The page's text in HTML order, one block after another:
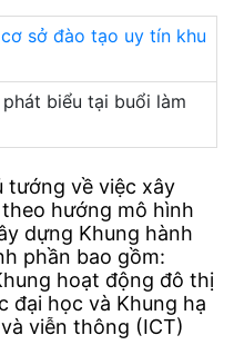
biểu tại buổi làm
tướng về việc xây
hướng mô hình
dựng Khung hành
phần bao gồm:
hoạt động đô thị
đại học và Khung hạ
viễn thông (ICT)